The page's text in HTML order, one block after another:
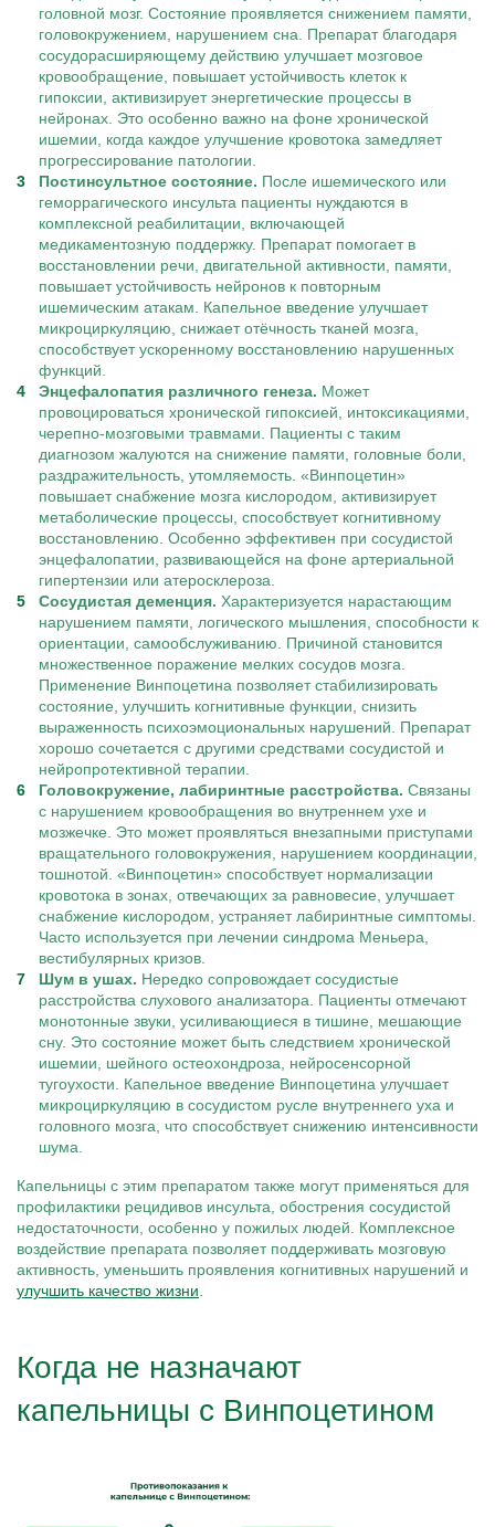
головной мозг. Состояние проявляется снижением памяти,
головокружением, нарушением сна. Препарат благодаря
сосудорасширяющему действию улучшает мозговое
кровообращение, повышает устойчивость клеток к
гипоксии, активизирует энергетические процессы в
нейронах. Это особенно важно на фоне хронической
ишемии, когда каждое улучшение кровотока замедляет
прогрессирование патологии.
Постинсультное состояние. После ишемического или
геморрагического инсульта пациенты нуждаются в
комплексной реабилитации, включающей
медикаментозную поддержку. Препарат помогает в
восстановлении речи, двигательной активности, памяти,
повышает устойчивость нейронов к повторным
ишемическим атакам. Капельное введение улучшает
микроциркуляцию, снижает отёчность тканей мозга,
способствует ускоренному восстановлению нарушенных
функций.
Энцефалопатия различного генеза. Может
провоцироваться хронической гипоксией, интоксикациями,
черепно-мозговыми травмами. Пациенты с таким
диагнозом жалуются на снижение памяти, головные боли,
раздражительность, утомляемость. «Винпоцетин»
повышает снабжение мозга кислородом, активизирует
метаболические процессы, способствует когнитивному
восстановлению. Особенно эффективен при сосудистой
энцефалопатии, развивающейся на фоне артериальной
гипертензии или атеросклероза.
Сосудистая деменция. Характеризуется нарастающим
нарушением памяти, логического мышления, способности к
ориентации, самообслуживанию. Причиной становится
множественное поражение мелких сосудов мозга.
Применение Винпоцетина позволяет стабилизировать
состояние, улучшить когнитивные функции, снизить
выраженность психоэмоциональных нарушений. Препарат
хорошо сочетается с другими средствами сосудистой и
нейропротективной терапии.
Головокружение, лабиринтные расстройства. Связаны
с нарушением кровообращения во внутреннем ухе и
мозжечке. Это может проявляться внезапными приступами
вращательного головокружения, нарушением координации,
тошнотой. «Винпоцетин» способствует нормализации
кровотока в зонах, отвечающих за равновесие, улучшает
снабжение кислородом, устраняет лабиринтные симптомы.
Часто используется при лечении синдрома Меньера,
вестибулярных кризов.
Шум в ушах. Нередко сопровождает сосудистые
расстройства слухового анализатора. Пациенты отмечают
монотонные звуки, усиливающиеся в тишине, мешающие
сну. Это состояние может быть следствием хронической
ишемии, шейного остеохондроза, нейросенсорной
тугоухости. Капельное введение Винпоцетина улучшает
микроциркуляцию в сосудистом русле внутреннего уха и
головного мозга, что способствует снижению интенсивности
шума.
Капельницы с этим препаратом также могут применяться для
профилактики рецидивов инсульта, обострения сосудистой
недостаточности, особенно у пожилых людей. Комплексное
воздействие препарата позволяет поддерживать мозговую
активность, уменьшить проявления когнитивных нарушений и
улучшить качество жизни
Когда не назначают
капельницы с Винпоцетином